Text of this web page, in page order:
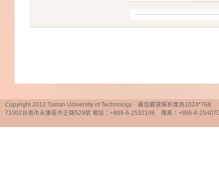
Copyright 2012 Tainan University of Technology 最佳觀賞解析度為1024*768
71002台南市永康區中正路529號 電話：+886-6-2532106 傳真：+886-6-